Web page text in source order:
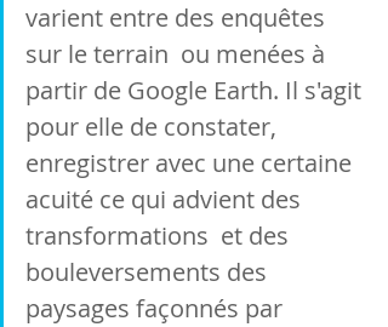
varient entre des enquêtes
sur le terrain  ou menées à
partir de Google Earth. Il s'agit
pour elle de constater,
enregistrer avec une certaine
acuité ce qui advient des
transformations  et des
bouleversements des
paysages façonnés par